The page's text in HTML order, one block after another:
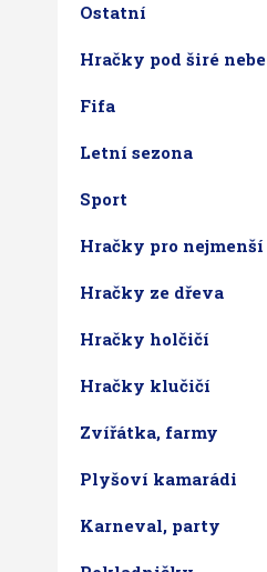
Ostatní
Hračky pod širé nebe
Fifa
Letní sezona
Sport
Hračky pro nejmenší
Hračky ze dřeva
Hračky holčičí
Hračky klučičí
Zvířátka, farmy
Plyšoví kamarádi
Karneval, party